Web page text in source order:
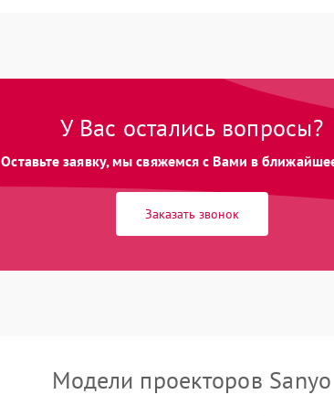
Неравномерная подсветка экрана 1
Не работает автоматическая
коррекция трапеции (Keystone)
Проблемы с масштабированием
У Вас остались вопросы?
Оставьте заявку, мы свяжемся с Вами в
Заказать звонок
Модели проекторов Sanyo